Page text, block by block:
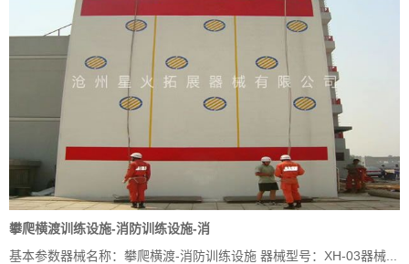
攀爬横渡训练设施-消防训练设施-消
基本参数器械名称：攀爬横渡-消防训练设施 器械型号：XH-03器械...